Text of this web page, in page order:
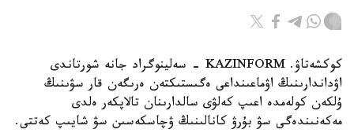
كوكشەتاۋ. KAZINFORM - سەلينوگراد جانە شورتاندى
اۋداندارىنىڭ اۋماعىنداعى ەگىستىكتەن ەرىگەن قار سۋىنىڭ
ۇلكەن كولەمدە اعىپ كەلۋى سالدارىنان تالاپكەر ەلدى
مەكەنىندەگى سۋ بۇرۋ كانالىنىڭ ۋچاسكەسىن سۋ شايىپ كەتتى.